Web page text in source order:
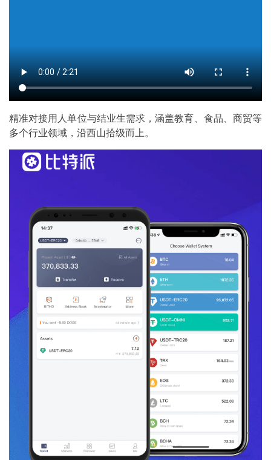
精准对接用人单位与结业生需求，涵盖教育、食品、商贸等
多个行业领域，沿西山拾级而上。